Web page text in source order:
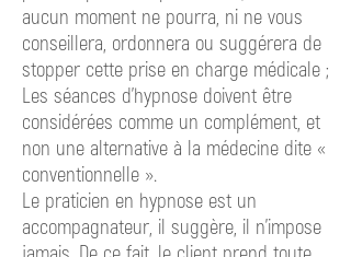
aucun moment ne pourra, ni ne vous
conseillera, ordonnera ou suggérera de
stopper cette prise en charge médicale ;
Les séances d’hypnose doivent être
considérées comme un complément, et
non une alternative à la médecine dite «
conventionnelle ».
Le praticien en hypnose est un
accompagnateur, il suggère, il n’impose